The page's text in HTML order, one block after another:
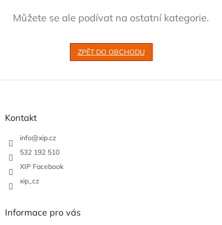
Můžete se ale podívat na ostatní kategorie.
ZPĚT DO OBCHODU
Z
Kontakt
info@xip.cz
532 192 510
XIP Facebook
xip_cz
Informace pro vás